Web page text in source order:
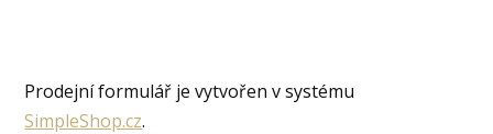
Prodejní formulář je vytvořen v systému
SimpleShop.cz.